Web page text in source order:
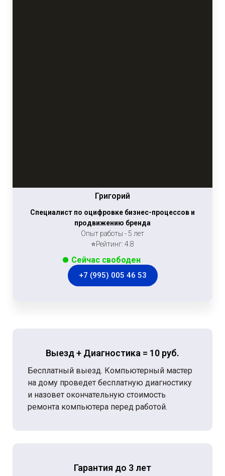
Григорий
Специалист по оцифровке бизнес-процессов и
продвижению бренда
Опыт работы - 5 лет
⭐Рейтинг: 4.8
Сейчас свободен
+7 (995) 005 46 53
Выезд + Диагностика = 10 руб.
Бесплатный выезд. Компьютерный мастер
на дому проведет бесплатную диагностику
и назовет окончательную стоимость
ремонта компьютера перед работой.
Гарантия до 3 лет